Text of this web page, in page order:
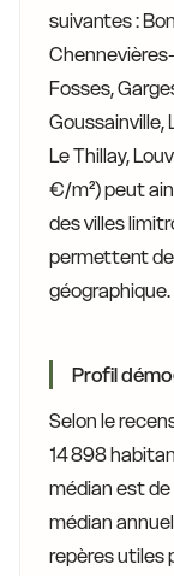
suivantes :
Fosses,
Goussainville,
Le Thillay,
€/m²) peut
des villes
permettent
géographique.
Profil
Selon le
14 898
médian est de
médian
repères utiles